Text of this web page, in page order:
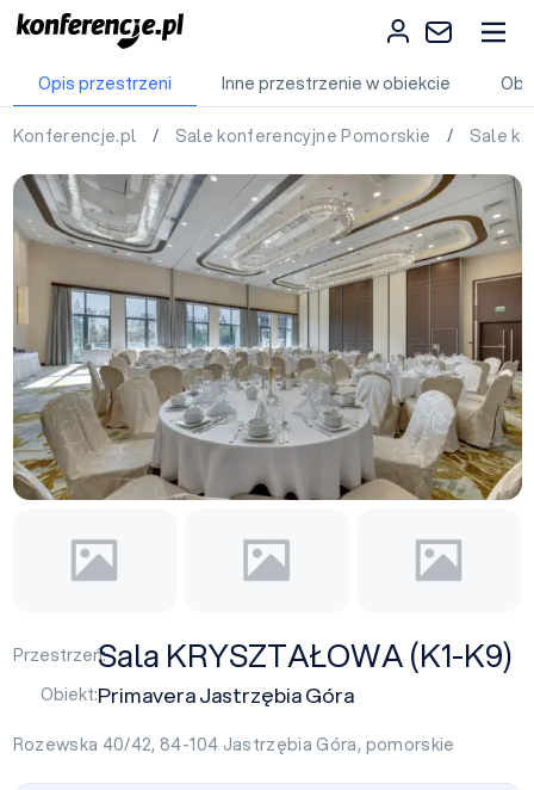
Opis przestrzeni Inne przestrzenie w obiekcie
Konferencje.pl / Sale konferencyjne Pomorskie / Sale
Przestrzeń:Sala KRYSZTAŁOWA (K1-K9)
Obiekt:Primavera Jastrzębia Góra
Rozewska 40/42, 84-104 Jastrzębia Góra, pomorskie